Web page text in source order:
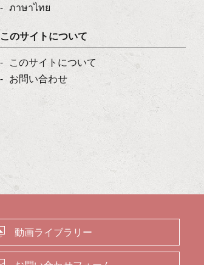
ภาษาไทย
このサイトについて
このサイトについて
お問い合わせ
動画ライブラリー